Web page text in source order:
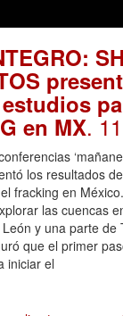
en MX.
los resultados
fracking en
las cuencas
y una parte de
que el primer
iniciar el